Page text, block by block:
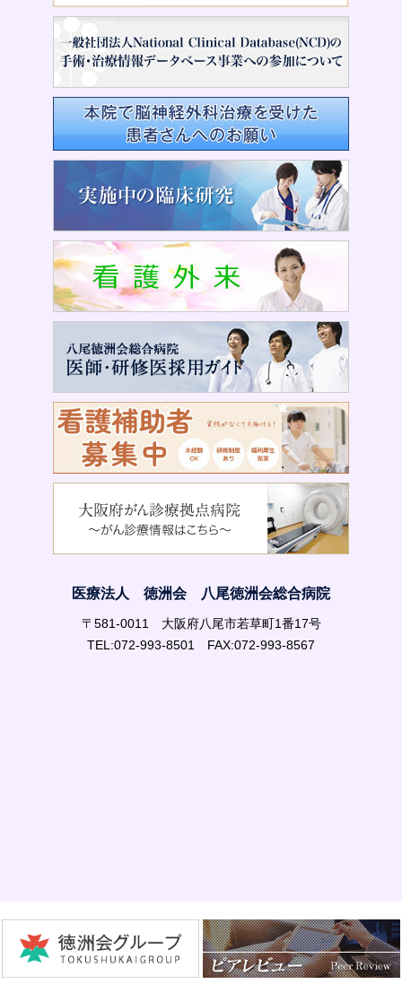
医療法人 徳洲会 八尾徳洲会総合病院
〒581-0011 大阪府八尾市若草町1番17号
TEL:072-993-8501 FAX:072-993-8567